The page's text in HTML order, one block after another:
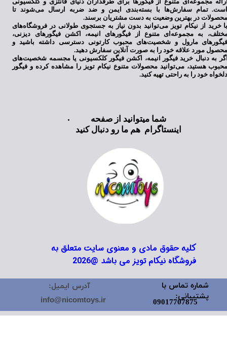
تمام سفارش‌ها با بسته‌بندی ایمن و ضد ضربه ارسال می‌شوند تا
در بهترین وضعیت به دست مشتریان برسند.
خرید از نیکام تویز می‌توانید بدون نیاز به جستجوی طولانی در فروشگاه‌های
به مجموعه‌ای متنوع از فیگورهای انیمه، اکشن فیگورهای دیزنی،
مارول و شخصیت‌های محبوب کارتونی دسترسی داشته باشید و
مورد علاقه خود را به صورت آنلاین سفارش دهید.
به دنبال خرید فیگور انیمه، اکشن فیگور کلکسیونی یا مجسمه شخصیت‌های
هستید، می‌توانید محصولات متنوع نیکام تویز را مشاهده کرده و فیگور
خود را به راحتی تهیه کنید.
کلیه حقوق مادی و معنوی سایت متعلق به
فروشگاه نیکام تویز می باشد @2026
شما میتوانید از صفحه
اینستاگرام هم ما رو دنبال کنید
شماره تماس با
پشتیبانی:
09017707875
آدرس ایمیل:
info@nicomtoys.ir